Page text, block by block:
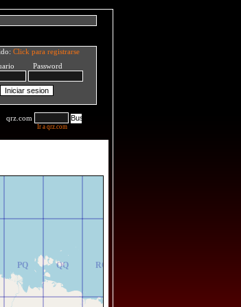
Click para registrarse
Password
qrz.com
Ir a qrz.com
PQ
PR
QQ
QR
RQ
RR